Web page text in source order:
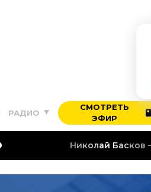
РАДИО
СМОТРЕТЬ
ЭФИР
Николай Басков